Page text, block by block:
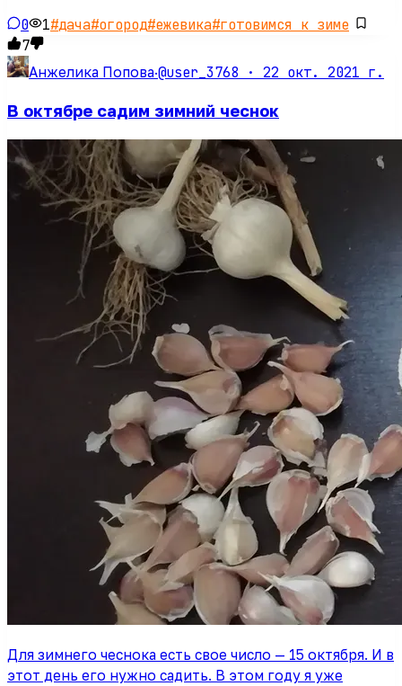
0 1#дача#огород#ежевика#готовимся к зиме
7
Анжелика Попова·@user_3768 · 22 окт. 2021 г.
В октябре садим зимний чеснок
Для зимнего чеснока есть свое число — 15 октября. И в
этот день его нужно садить. В этом году я уже